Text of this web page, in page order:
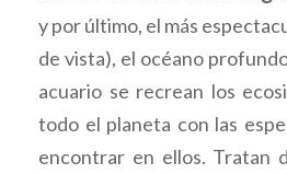
y por último, el más
de vista), el océano
acuario se recrean los
todo el planeta con las
encontrar en ellos. Tratan